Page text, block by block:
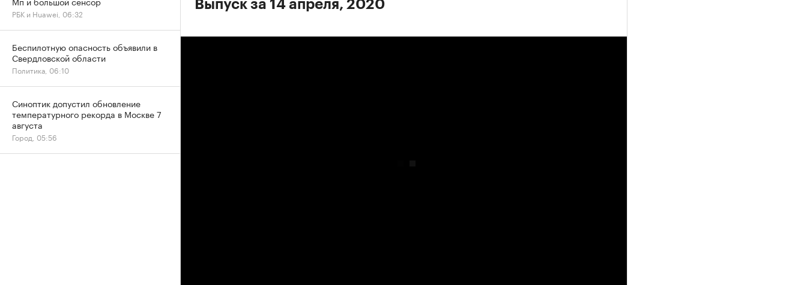
Выпуск за 14 апреля, 2020
РБК и Huawei, 06:32
Беспилотную опасность объявили в
Свердловской области
Политика, 06:10
Синоптик допустил обновление
температурного рекорда в Москве 7
августа
Город, 05:56